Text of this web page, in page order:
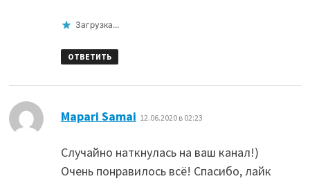
Загрузка...
ОТВЕТИТЬ
Mapari Samai 12.06.2020 в 02:23
Случайно наткнулась на ваш канал!)
Очень понравилось всё! Спасибо, лайк